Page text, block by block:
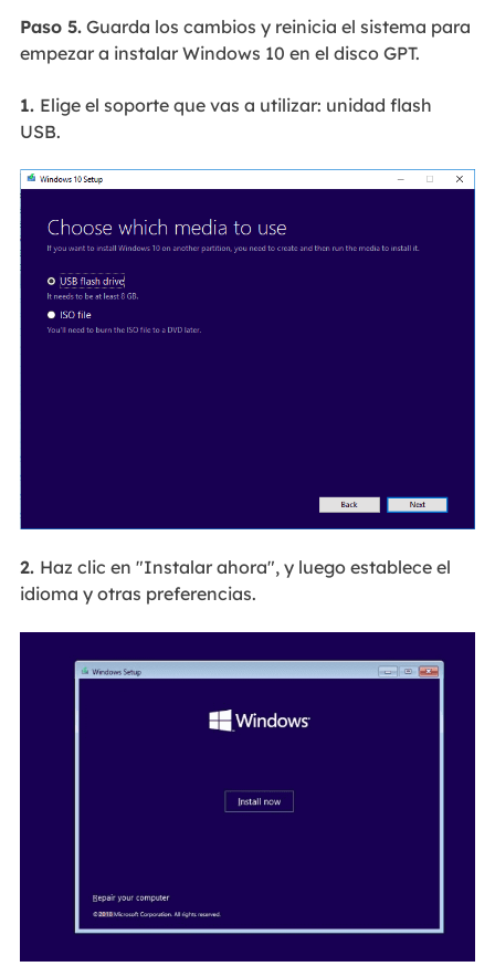
Paso 5.Guarda los cambios y reinicia el sistema para
empezar a instalar Windows 10 en el disco GPT.
1. Elige el soporte que vas a utilizar: unidad flash
USB.
2. Haz clic en "Instalar ahora", y luego establece el
idioma y otras preferencias.